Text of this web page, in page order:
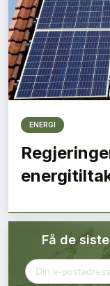
Digitalisering
Eiendom
Øvrige
Tips redaksjonen
Annonsering
Abonnement Pluss
Kontakt oss
ENERGI
Få de